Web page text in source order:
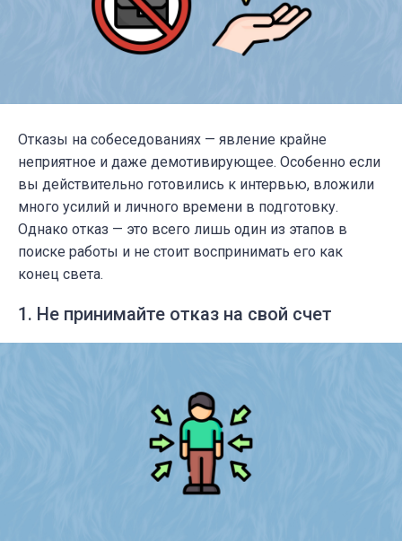
Отказы на собеседованиях — явление крайне
неприятное и даже демотивирующее. Особенно если
вы действительно готовились к интервью, вложили
много усилий и личного времени в подготовку.
Однако отказ — это всего лишь один из этапов в
поиске работы и не стоит воспринимать его как
конец света.
1. Не принимайте отказ на свой счет